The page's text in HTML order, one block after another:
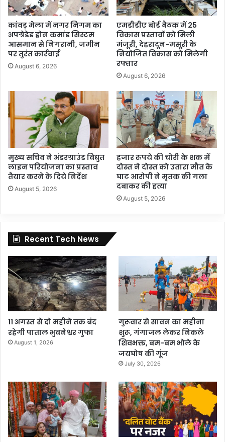
कांवड़ मेला में नगर निगम का
अपग्रेडेड ड्रोन कमांड सिस्टम
आसमान से निगरानी, जमीन
पर तुरंत कार्रवाई
August 6, 2026
एमडीडीए बोर्ड बैठक में 25
विकास प्रस्तावों को मिली
मंजूरी, देहरादून-मसूरी के
नियोजित विकास को मिलेगी
रफ्तार
August 6, 2026
मुख्य सचिव ने अंडरग्राउंड विद्युत
लाइन परियोजना का प्रस्ताव
तैयार करने के दिये निर्देश
August 5, 2026
हजार रुपये की चोरी के शक में
दोस्त ने दोस्त को उतारा मौत के
घाट आरोपी ने मृतक की गला
दबाकर की हत्या
August 5, 2026
Recent Tech News
11 अगस्त से दो महीने तक बंद
रहेगी पाताल भुवनेश्वर गुफा
August 1, 2026
गुरूवार से सावन का महीना
शुरू, गंगाजल लेकर निकले
शिवभक्त, बम-बम भोले के
जयघोष की गूंज
July 30, 2026